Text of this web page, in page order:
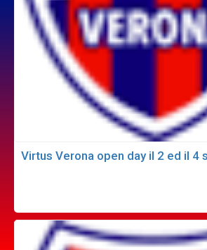
Virtus Verona open day il 2 ed il 4